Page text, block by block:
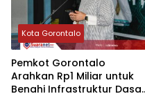
Kota Gorontalo
Pemkot Gorontalo
Arahkan Rp1 Miliar untuk
Benahi Infrastruktur Dasar